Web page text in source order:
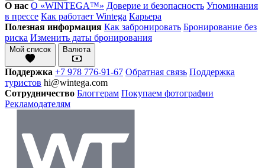
О нас О «WINTEGA™» Доверие и безопасность Упоминания
в прессе Как работает Wintega Карьера
Полезная информация Как забронировать Бронирование без
риска Изменить даты бронирования
Мой список Валюта
Поддержка +7 978 776-91-67 Обратная связь Поддержка
туристов hi@wintega.com
Сотрудничество Блоггерам Покупаем фотографии
Рекламодателям